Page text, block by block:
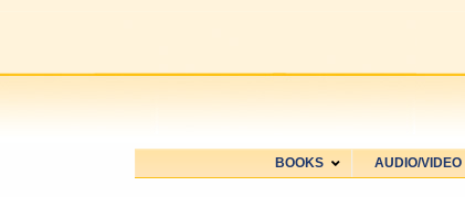
BOOKS AUDIO/VIDEO